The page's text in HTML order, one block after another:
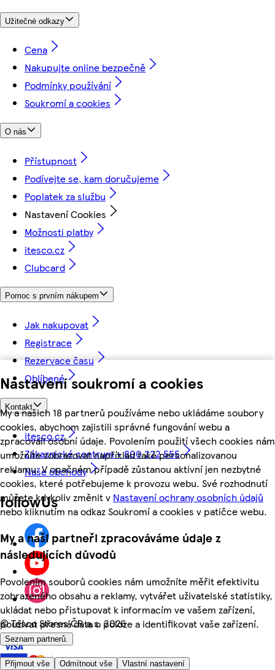
Nastavení soukromí a cookies
My a našich 18 partnerů používáme nebo ukládáme soubory
cookies, abychom zajistili správné fungování webu a
zpracovali osobní údaje. Povolením použití všech cookies nám
umožníte zobrazovat například také personalizovanou
reklamu. V opačném případě zůstanou aktivní jen nezbytné
cookies, které potřebujeme k provozu webu. Své rozhodnutí
můžete kdykoliv změnit v Nastavení ochrany osobních údajů
nebo kliknutím na odkaz Soukromí a cookies v patičce webu.
My a naši partneři zpracováváme údaje z
následujících důvodů
Povolením souborů cookies nám umožníte měřit efektivitu
zobrazeného obsahu a reklamy, vytvářet uživatelské statistiky,
ukládat nebo přistupovat k informacím ve vašem zařízení,
používat přesná data o poloze a identifikovat vaše zařízení.
Seznam partnerů.
Přijmout vše Odmítnout vše Vlastní nastavení
Užitečné odkazy
Cena
Nakupujte online bezpečně
Podmínky používání
Soukromí a cookies
O nás
Přístupnost
Podívejte se, kam doručujeme
Poplatek za službu
Nastavení Cookies
Možnosti platby
itesco.cz
Clubcard
Pomoc s prvním nákupem
Jak nakupovat
Registrace
Rezervace času
Oblíbené
Kontakt
itesco.cz
Zákaznické centrum - 800 222 555
Naše obchody
followUs
©Tesco Stores ČR a.s. 2026